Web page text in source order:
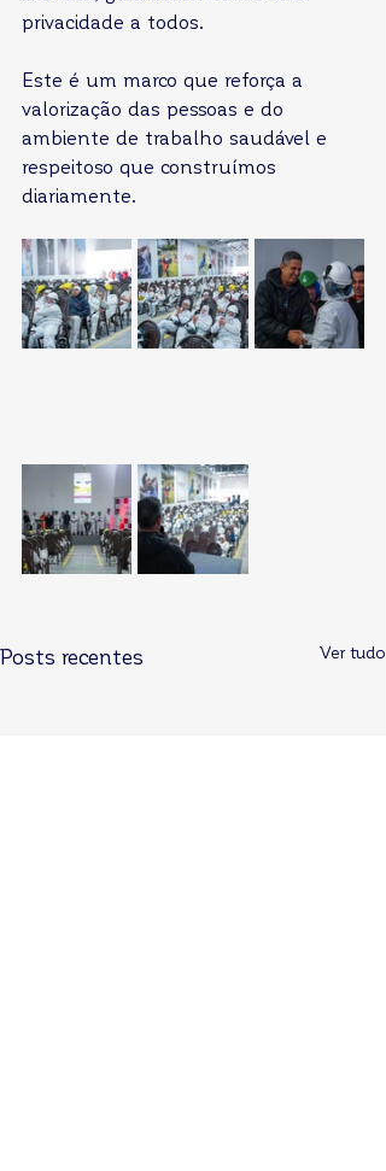
privacidade a todos.
Este é um marco que reforça a
valorização das pessoas e do
ambiente de trabalho saudável e
respeitoso que construímos
diariamente.
Posts recentes Ver tudo